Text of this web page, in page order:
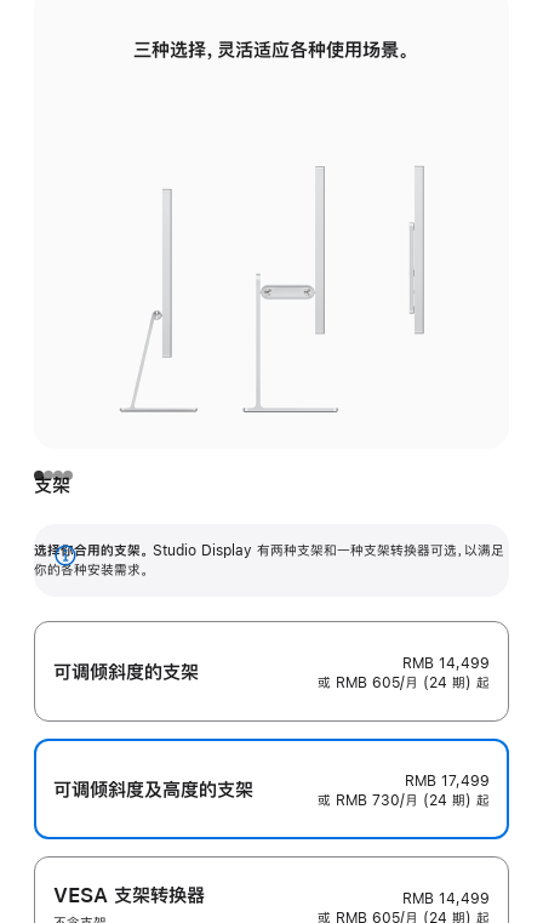
三种选择，灵活适应各种使用场景。
支架
选择你合用的支架。 Studio Display 有两种支架和一种支架转换器可选，以满足
你的各种安装需求。
展
可调倾斜度的支架
RMB 14,499
或 RMB 605/月 (24 期) 起
可调倾斜度及高‍度的支‍架
RMB 17,499
或 RMB 730/月 (24 期) 起
VESA 支架转换器
RMB 14,499
或 RMB 605/月 (24 期) 起